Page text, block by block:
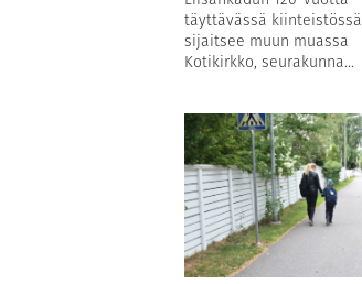
täyttävässä kiinteistössä
sijaitsee muun muassa
Kotikirkko, seurakunna...